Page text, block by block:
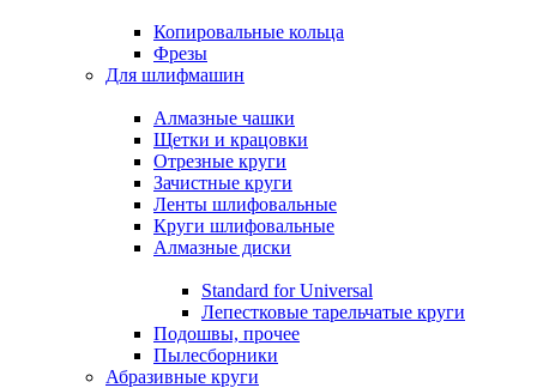
Копировальные кольца
Фрезы
Для шлифмашин
Алмазные чашки
Щетки и крацовки
Отрезные круги
Зачистные круги
Ленты шлифовальные
Круги шлифовальные
Алмазные диски
Standard for Universal
Лепестковые тарельчатые круги
Подошвы, прочее
Пылесборники
Абразивные круги